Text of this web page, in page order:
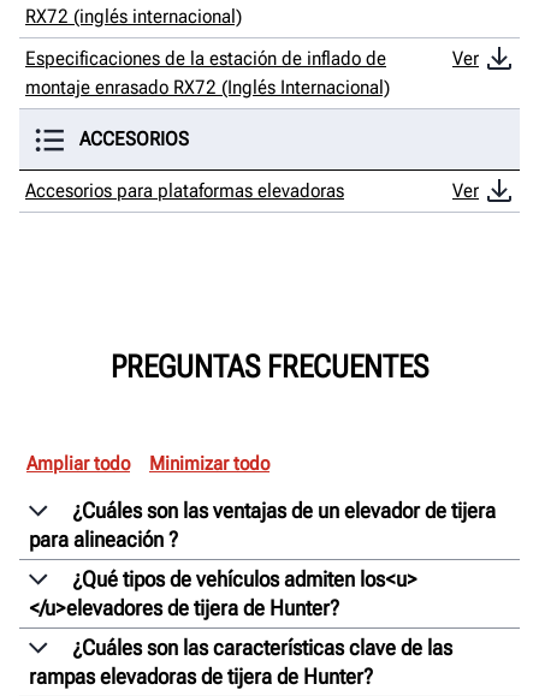
RX72 (inglés internacional)
Especificaciones de la estación de inflado de
montaje enrasado RX72 (Inglés Internacional)
Ver
ACCESORIOS
Accesorios para plataformas elevadoras Ver
PREGUNTAS FRECUENTES
Ampliar todo Minimizar todo
¿Cuáles son las ventajas de un elevador de tijera
para alineación ?
¿Qué tipos de vehículos admiten los<u>
</u>elevadores de tijera de Hunter?
¿Cuáles son las características clave de las
rampas elevadoras de tijera de Hunter?